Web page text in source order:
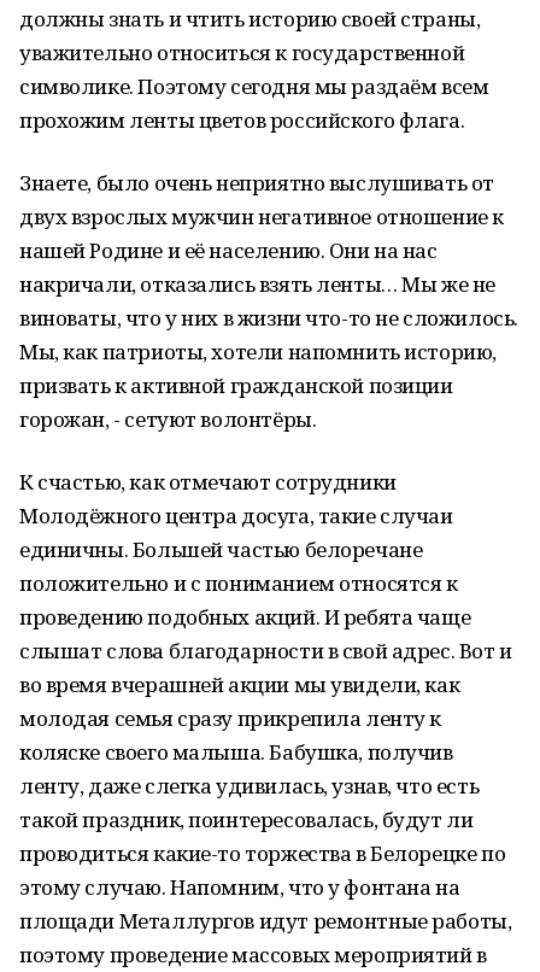
должны знать и чтить историю своей страны,
уважительно относиться к государственной
символике. Поэтому сегодня мы раздаём всем
прохожим ленты цветов российского флага.
Знаете, было очень неприятно выслушивать от
двух взрослых мужчин негативное отношение к
нашей Родине и её населению. Они на нас
накричали, отказались взять ленты… Мы же не
виноваты, что у них в жизни что-то не сложилось.
Мы, как патриоты, хотели напомнить историю,
призвать к активной гражданской позиции
горожан, - сетуют волонтёры.
К счастью, как отмечают сотрудники
Молодёжного центра досуга, такие случаи
единичны. Большей частью белоречане
положительно и с пониманием относятся к
проведению подобных акций. И ребята чаще
слышат слова благодарности в свой адрес. Вот и
во время вчерашней акции мы увидели, как
молодая семья сразу прикрепила ленту к
коляске своего малыша. Бабушка, получив
ленту, даже слегка удивилась, узнав, что есть
такой праздник, поинтересовалась, будут ли
проводиться какие-то торжества в Белорецке по
этому случаю. Напомним, что у фонтана на
площади Металлургов идут ремонтные работы,
поэтому проведение массовых мероприятий в